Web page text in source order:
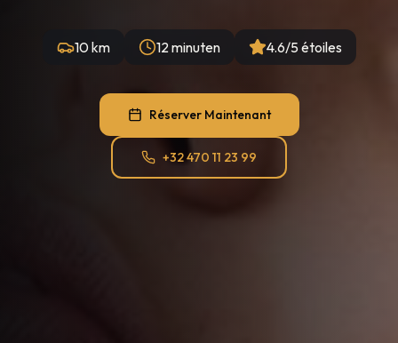
10 km 12 minuten 4.6/5 étoiles
Réserver Maintenant
+32 470 11 23 99